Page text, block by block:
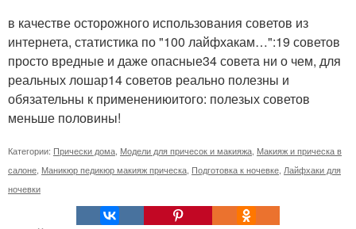
в качестве осторожного использования советов из
интернета, статистика по "100 лайфхакам…":19 советов
просто вредные и даже опасные34 совета ни о чем, для
реальных лошар14 советов реально полезны и
обязательны к применениюитого: полезых советов
меньше половины!
Категории: Прически дома Модели для причесок и макияжа Макияж и прическа в
салоне Маникюр педикюр макияж прическа Подготовка к ночевке Лайфхаки для
ночевки